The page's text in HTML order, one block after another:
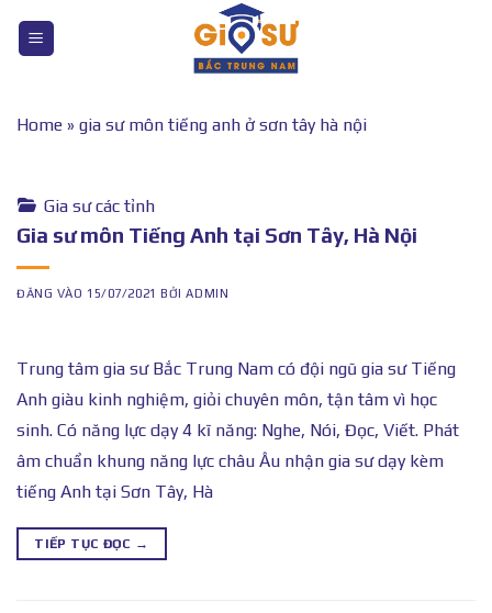
Home » gia sư môn tiếng anh ở sơn tây hà nội
Gia sư các tỉnh
Gia sư môn Tiếng Anh tại Sơn Tây, Hà Nội
ĐĂNG VÀO 15/07/2021 BỞIADMIN
Trung tâm gia sư Bắc Trung Nam có đội ngũ gia sư Tiếng
Anh giàu kinh nghiệm, giỏi chuyên môn, tận tâm vì học
sinh. Có năng lực dạy 4 kĩ năng: Nghe, Nói, Đọc, Viết. Phát
âm chuẩn khung năng lực châu Âu nhận gia sư dạy kèm
tiếng Anh tại Sơn Tây, Hà
TIẾP TỤC ĐỌC →